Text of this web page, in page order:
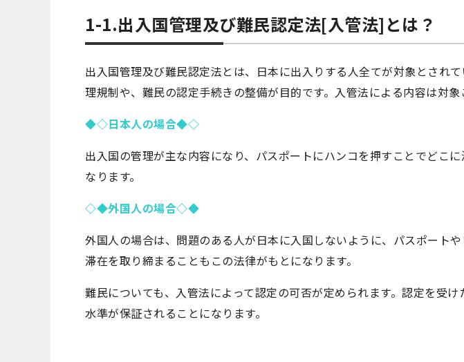
1-1.出入国管理及び難民認定法[入管法]とは？
出入国管理及び難民認定法とは、日本に出入りする人全てが対象とされ
理規制や、難民の認定手続きの整備が目的です。入管法による内容は対象
◆◇日本人の場合◆◇
出入国の管理が主な内容になり、パスポートにハンコを押すことでどこ
なります。
◇◆外国人の場合◇◆
外国人の場合は、問題のある人が日本に入国しないように、パスポート
滞在を取り締まることもこの法律がもとになります。
難民についても、入管法によって認定の可否が定められます。認定を受
水準が保証されることになります。